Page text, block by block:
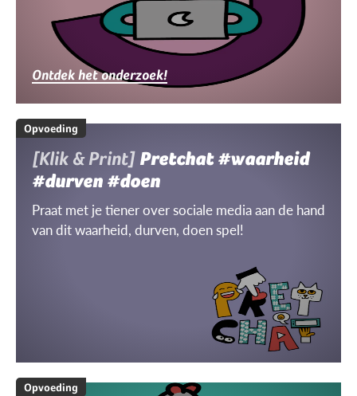
Ontdek het onderzoek!
Opvoeding
[Klik & Print] Pretchat #waarheid
#durven #doen
Praat met je tiener over sociale media aan de hand
van dit waarheid, durven, doen spel!
Opvoeding